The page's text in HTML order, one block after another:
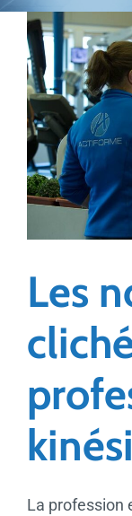
Les
La profession